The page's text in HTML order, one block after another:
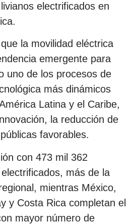
electrificados en
la movilidad eléctrica
emergente para
uno de los procesos de
más dinámicos
Latina y el Caribe,
la reducción de
favorables.
con 473 mil 362
más de la
mientras México,
y Costa Rica completan el
mayor número de